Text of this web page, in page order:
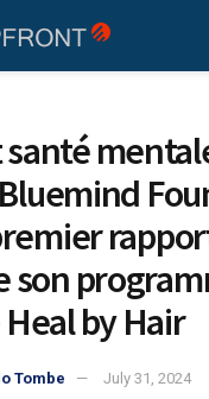
son
by Hair
Tombe July 31, 2024